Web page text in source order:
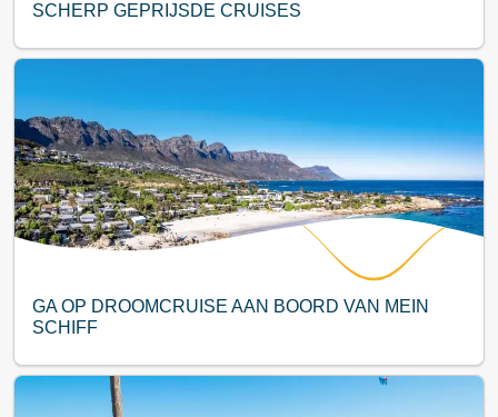
SCHERP GEPRIJSDE CRUISES
GA OP DROOMCRUISE AAN BOORD VAN MEIN
SCHIFF